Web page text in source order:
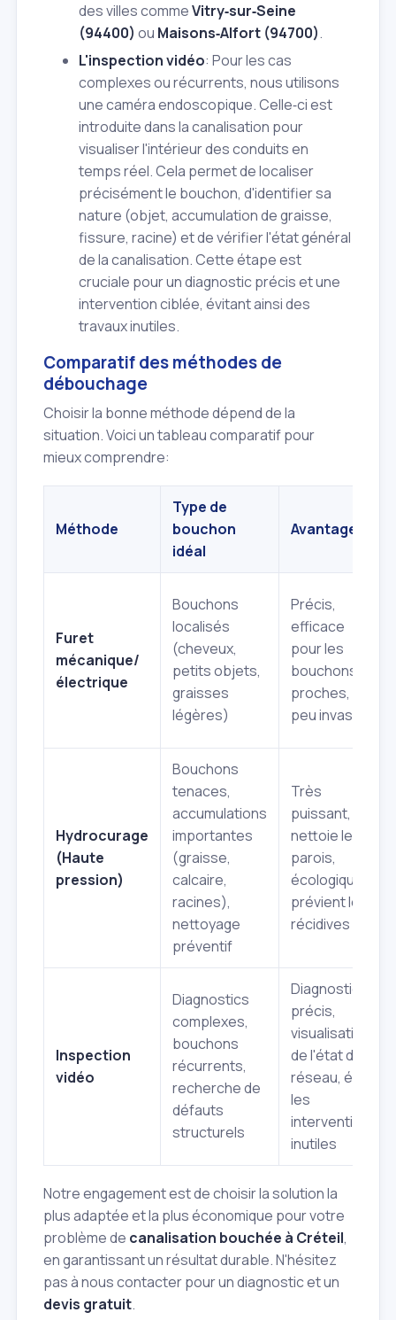
des villes commeVitry‑sur‑Seine
(94400) ou Maisons‑Alfort (94700).
L'inspection vidéo: Pour les cas
complexes ou récurrents, nous utilisons
une caméra endoscopique. Celle‑ci est
introduite dans la canalisation pour
visualiser l'intérieur des conduits en
temps réel. Cela permet de localiser
précisément le bouchon, d'identifier sa
nature (objet, accumulation de graisse,
fissure, racine) et de vérifier l'état général
de la canalisation. Cette étape est
cruciale pour un diagnostic précis et une
intervention ciblée, évitant ainsi des
travaux inutiles.
Comparatif des méthodes de
débouchage
Choisir la bonne méthode dépend de la
situation. Voici un tableau comparatif pour
mieux comprendre:
Méthode
Type de
bouchon
idéal
Avantages
Furet
mécanique/
électrique
Bouchons
localisés
(cheveux,
petits objets,
graisses
légères)
Précis,
efficace
pour les
bouchons
proches,
peu invasif
Hydrocurage
(Haute
pression)
Bouchons
tenaces,
accumulations
importantes
(graisse,
calcaire,
racines),
nettoyage
préventif
Très
puissant,
nettoie les
parois,
écologique,
prévient les
récidives
Inspection
vidéo
Diagnostics
complexes,
bouchons
récurrents,
recherche de
défauts
structurels
Diagnostic
précis,
visualisation
de l'état du
réseau, évite
les
interventions
inutiles
Notre engagement est de choisir la solution la
plus adaptée et la plus économique pour votre
problème de canalisation bouchée à Créteil,
en garantissant un résultat durable. N'hésitez
pas à nous contacter pour un diagnostic et un
devis gratuit.